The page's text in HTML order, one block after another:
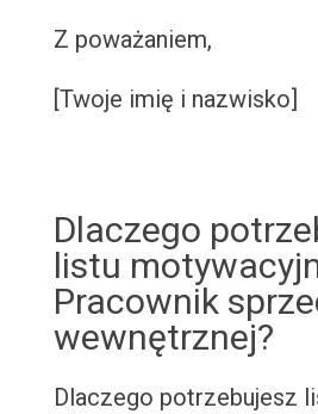
Z poważaniem,
[Twoje imię i nazwisko]
Dlaczego
listu
Pracownik
wewnętrznej?
Dlaczego potrzebujesz